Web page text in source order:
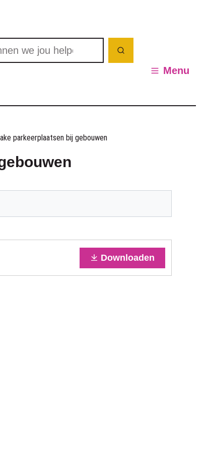
we jou helpen? Wat zoek je?
Zoeken
Menu
parkeerplaatsen bij gebouwen
Downloaden